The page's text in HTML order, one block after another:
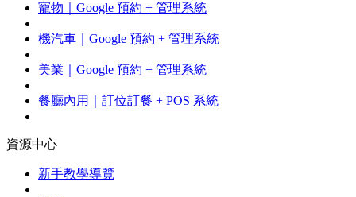
寵物｜Google 預約 + 管理系統
機汽車｜Google 預約 + 管理系統
美業｜Google 預約 + 管理系統
餐廳內用｜訂位訂餐 + POS 系統
資源中心
新手教學導覽